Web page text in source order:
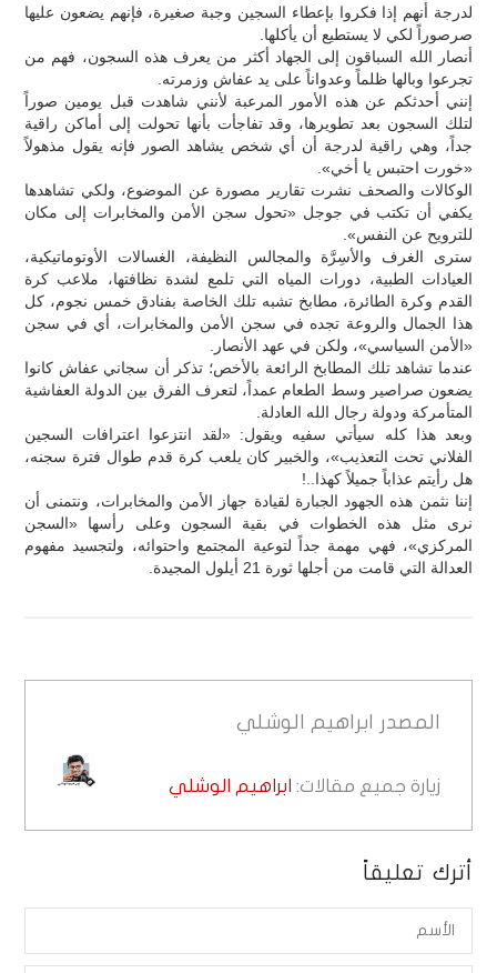
لدرجة أنهم إذا فكروا بإعطاء السجين وجبة صغيرة، فإنهم يضعون عليها
صرصوراً لكي لا يستطيع أن يأكلها.
أنصار الله السباقون إلى الجهاد أكثر من يعرف هذه السجون، فهم من
تجرعوا وبالها ظلماً وعدواناً على يد عفاش وزمرته.
إنني أحدثكم عن هذه الأمور المرعبة لأنني شاهدت قبل يومين صوراً
لتلك السجون بعد تطويرها، وقد تفاجأت بأنها تحولت إلى أماكن راقية
جداً، وهي راقية لدرجة أن أي شخص يشاهد الصور فإنه يقول مذهولاً
«خورت احتبس يا أخي».
الوكالات والصحف نشرت تقارير مصورة عن الموضوع، ولكي تشاهدها
يكفي أن تكتب في جوجل «تحول سجن الأمن والمخابرات إلى مكان
للترويح عن النفس».
سترى الغرف والأسِرَّة والمجالس النظيفة، الغسالات الأوتوماتيكية،
العيادات الطبية، دورات المياه التي تلمع لشدة نظافتها، ملاعب كرة
القدم وكرة الطائرة، مطابخ تشبه تلك الخاصة بفنادق خمس نجوم، كل
هذا الجمال والروعة تجده في سجن الأمن والمخابرات، أي في سجن
«الأمن السياسي»، ولكن في عهد الأنصار.
عندما تشاهد تلك المطابخ الرائعة بالأخص؛ تذكر أن سجاني عفاش كانوا
يضعون صراصير وسط الطعام عمداً، لتعرف الفرق بين الدولة العفاشية
المتأمركة ودولة رجال الله العادلة.
وبعد هذا كله سيأتي سفيه ويقول: «لقد انتزعوا اعترافات السجين
الفلاني تحت التعذيب»، والخبير كان يلعب كرة قدم طوال فترة سجنه،
هل رأيتم عذاباً جميلاً كهذا..!
إننا نثمن هذه الجهود الجبارة لقيادة جهاز الأمن والمخابرات، ونتمنى أن
نرى مثل هذه الخطوات في بقية السجون وعلى رأسها «السجن
المركزي»، فهي مهمة جداً لتوعية المجتمع واحتوائه، ولتجسيد مفهوم
العدالة التي قامت من أجلها ثورة 21 أيلول المجيدة.
المصدر ابراهيم الوشلي
زيارة جميع مقالات: ابراهيم الوشلي
أترك تعليقاً